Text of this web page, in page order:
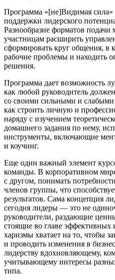
Программа «[не]Видимая
поддержки лидерского
Разнообразие форматов подачи
участницам расширить
сформировать круг общения, в
рабочие проблемы и находить
решения.
Программа дает возможность
как любой руководитель
со своими сильными и
как строить личную и
наряду с изучением
домашнего задания по нему,
инструменты, включающие
и коучинг.
Еще один важный элемент
команды. В корпоративном
с другом, понимать
членов группы, что
результатов. Сама концепция
сегодня лидеры — ​это не
руководители, раздающие
стоящие во главе
харизмы хватает на то, чтобы
и проводить изменения в
лидерству вдохновляющему,
учитывающему интересы
типа.